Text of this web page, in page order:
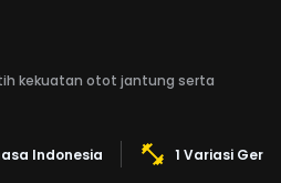
kekuatan otot jantung serta
Indonesia 1 Variasi